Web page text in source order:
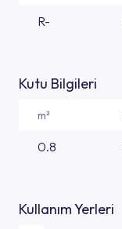
R-
Kutu Bilgileri
m²
0.8
Kullanım Yerleri